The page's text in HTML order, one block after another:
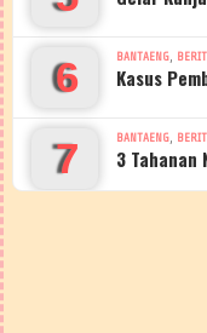
6 BANTAENG,
Kasus
7 BANTAENG,
3 Tahanan